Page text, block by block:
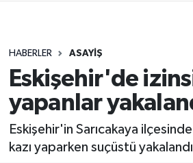
HABERLER ASAYIŞ
Eskişehir'de
yapanlar
Eskişehir'in Sarıcakaya
kazı yaparken suçüstü